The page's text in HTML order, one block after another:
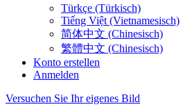
Türkçe (Türkisch)
Tiếng Việt (Vietnamesisch)
简体中文 (Chinesisch)
繁體中文 (Chinesisch)
Konto erstellen
Anmelden
Versuchen Sie Ihr eigenes Bild